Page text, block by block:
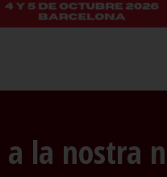
a la nostra